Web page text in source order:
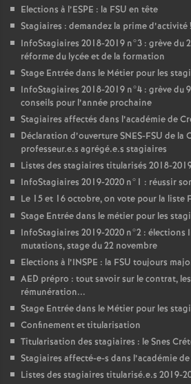
Elections à l’ESPE : la FSU en tête
Stagiaires : demandez la prime d’activité!
InfoStagiaires 2018-2019 n°3 : grève du
réforme du lycée et de la formation
Stage Entrée dans le Métier pour les
InfoStagiaires 2018-2019 n°4 : grève
conseils pour l’année prochaine
Stagiaires affectés dans l’académie de
Déclaration d’ouvertureSNES-FSU de la
professeur.e.s agrégé.e.s stagiaires
Listes des stagiaires titularisés 2018-
InfoStagiaires 2019-2020 n°1 : réussir
Le 15 et 16 octobre, on vote pour la liste
Stage Entrée dans le métier pour les
InfoStagiaires 2019-2020 n°2 : élections
mutations, stage du 22 novembre
Elections à l’INSPE : la FSU toujours
AED prépro : tout savoir sur le contrat,
rémunération...
Stage Entrée dans le Métier pour les
Confinement et titularisation
Titularisation des stagiaires : le Snes
Stagiaires affecté-e-s dans l’académie
Listes des stagiaires titularisé.e.s 2019-